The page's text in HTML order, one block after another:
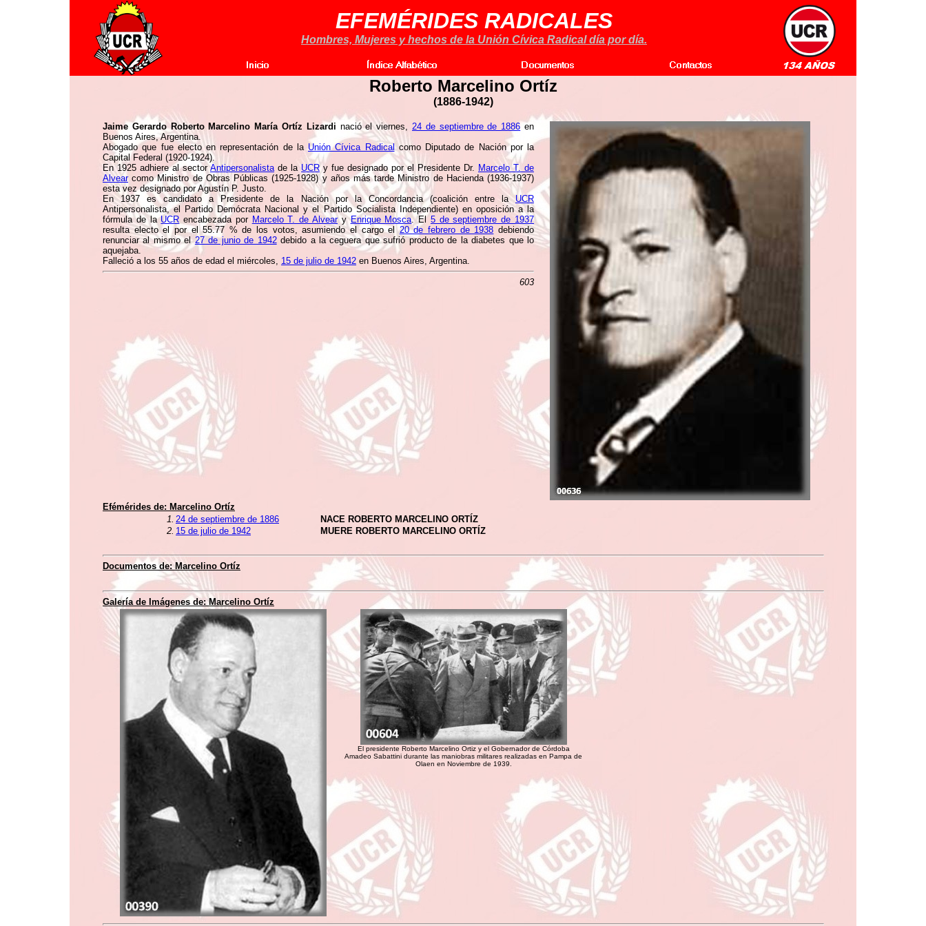
EFEMÉRIDES RADICALES
Hombres, Mujeres y hechos de la Unión Cívica Radical día por día.
Roberto Marcelino Ortíz
(1886-1942)
Jaime Gerardo Roberto Marcelino María Ortíz Lizardi nació el viernes,24 de septiembre de 1886 en
Buenos Aires, Argentina.
Abogado que fue electo en representación de laUnión Cívica Radicalcomo Diputado de Nación por la
Capital Federal (1920-1924).
En 1925 adhiere al sectorAntipersonalistade la UCRy fue designado por el Presidente Dr. Marcelo T. de
Alvearcomo Ministro de Obras Públicas (1925-1928) y años más tarde Ministro de Hacienda (1936-1937)
esta vez designado por Agustín P. Justo.
En 1937 es candidato a Presidente de la Nación por la Concordancia (coalición entre laUCR
Antipersonalista, el Partido Demócrata Nacional y el Partido Socialista Independiente) en oposición a la
fórmula de laUCR encabezada por Marcelo T. de AlvearyEnrique Mosca. El 5 de septiembre de 1937
resulta electo el por el 55.77 % de los votos, asumiendo el cargo el20 de febrero de 1938 debiendo
renunciar al mismo el27 de junio de 1942debido a la ceguera que sufrió producto de la diabetes que lo
aquejaba.
Falleció a los 55 años de edad el miércoles, 15 de julio de 1942 en Buenos Aires, Argentina.
603
Efémérides de: Marcelino Ortíz
1. 24 de septiembre de 1886
NACE ROBERTO MARCELINO ORTÍZ
2. 15 de julio de 1942 MUERE ROBERTO MARCELINO ORTÍZ
Documentos de: Marcelino Ortíz
Galería de Imágenes de:Marcelino Ortíz
El presidente Roberto Marcelino Ortiz y el Gobernador de Córdoba
Amadeo Sabattini durante las maniobras militares realizadas en Pampa de
Olaen en Noviembre de 1939.